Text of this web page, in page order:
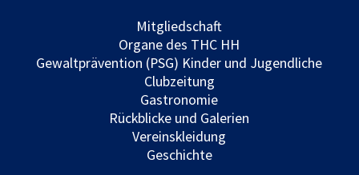
Mitgliedschaft
Organe des THC HH
Gewaltprävention (PSG) Kinder und Jugendliche
Clubzeitung
Gastronomie
Rückblicke und Galerien
Vereinskleidung
Geschichte